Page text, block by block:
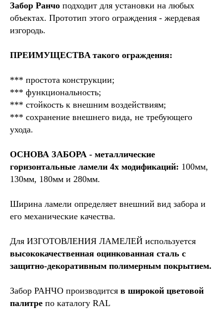
Забор Ранчо подходит для установки на любых
объектах. Прототип этого ограждения - жердевая
изгородь.
ПРЕИМУЩЕСТВA такого ограждения:
*** простота конструкции;
*** функциональность;
*** стойкость к внешним воздействиям;
*** сохранение внешнего вида, не требующего
ухода.
ОСНОВА ЗАБОРА - металлические
горизонтальные ламели 4х модификаций: 100мм,
130мм, 180мм и 280мм.
Ширина ламели определяет внешний вид забора и
его механические качества.
Для ИЗГОТОВЛЕНИЯ ЛАМЕЛЕЙ используется
высококачественная оцинкованная сталь с
защитно-декоративным полимерным покрытием.
Забор РАНЧО производится в широкой цветовой
палитре по каталогу RAL